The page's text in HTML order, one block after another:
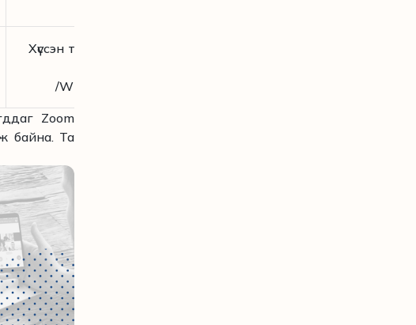
Хүссэн төхөөрөмжөөсөө нэвтрэх
/Windows, iOS, Android/
Zoom
байна. Та